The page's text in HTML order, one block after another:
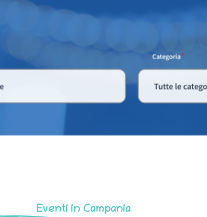
Eventi in Campania